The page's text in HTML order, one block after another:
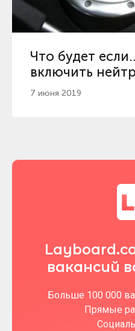
Что будет
включить
7 июня 2019
вакансий
Больше 100 000
Прямые